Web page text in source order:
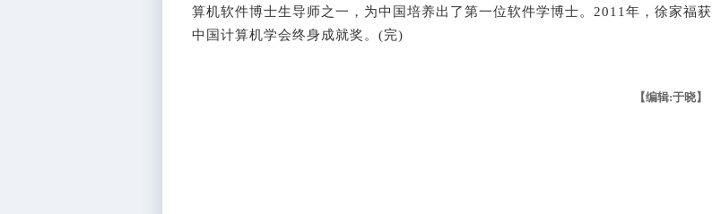
算机软件博士生导师之一，为中国培养出了第一位软件学博士。2011年，徐家福获
中国计算机学会终身成就奖。(完)
【编辑:于晓】